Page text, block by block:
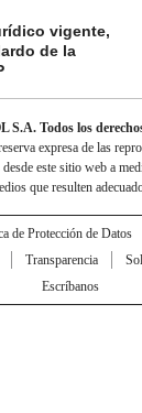
vigente,
de la
S.A. Todos los
expresa de las
este sitio web a
que resulten
de Protección de Datos
Transparencia
Escríbanos